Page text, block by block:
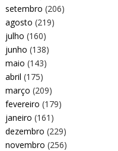
setembro (206)
agosto (219)
julho (160)
junho (138)
maio (143)
abril (175)
março (209)
fevereiro (179)
janeiro (161)
dezembro (229)
novembro (256)